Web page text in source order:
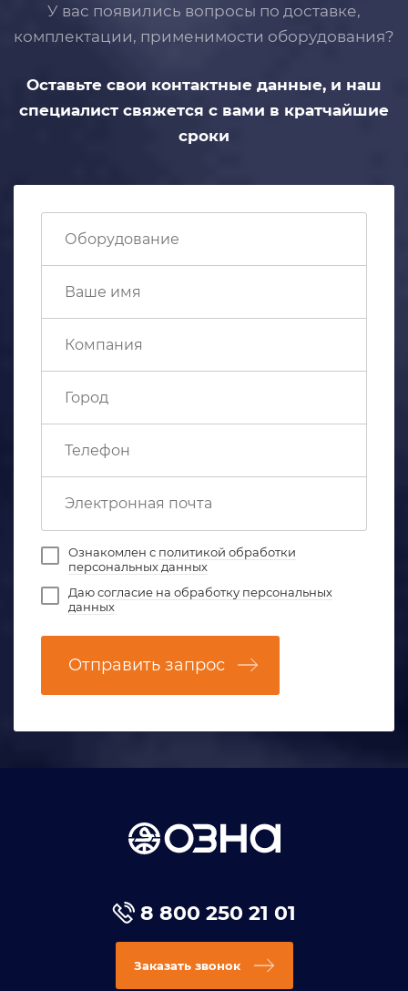
У вас появились вопросы по доставке,
комплектации, применимости оборудования?
Оставьте свои контактные данные, и наш
специалист свяжется с вами в кратчайшие
сроки
Ознакомлен с политикой обработки
персональных данных
Даюсогласие на обработку персональных
данных
Отправить запрос
8 800 250 21 01
Заказать звонок